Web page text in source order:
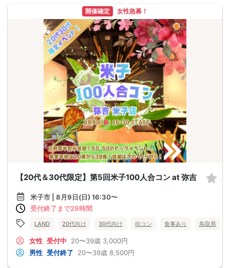
開催確定 女性急募！
【20代＆30代限定】第5回米子100人合コン at 弥吉
米子市 | 8月9日(日) 16:30〜
受付終了まで29時間
LAND 20代向け 30代向け 街コン 食事あり 鳥取県
女性 受付中 20〜39歳 3,000円
男性 受付終了 20〜39歳 8,500円